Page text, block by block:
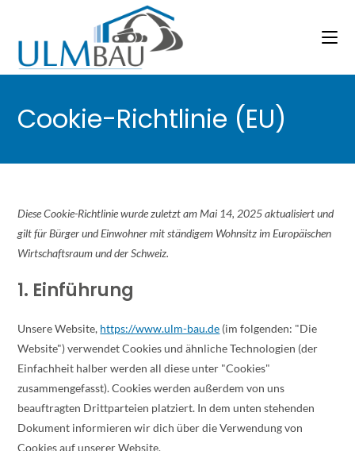
Cookie-Richtlinie (EU)
Diese Cookie-Richtlinie wurde zuletzt am Mai 14, 2025 aktualisiert und
gilt für Bürger und Einwohner mit ständigem Wohnsitz im Europäischen
Wirtschaftsraum und der Schweiz.
1. Einführung
Unsere Website, https://www.ulm-bau.de (im folgenden: "Die
Website") verwendet Cookies und ähnliche Technologien (der
Einfachheit halber werden all diese unter "Cookies"
zusammengefasst). Cookies werden außerdem von uns
beauftragten Drittparteien platziert. In dem unten stehenden
Dokument informieren wir dich über die Verwendung von
Cookies auf unserer Website.